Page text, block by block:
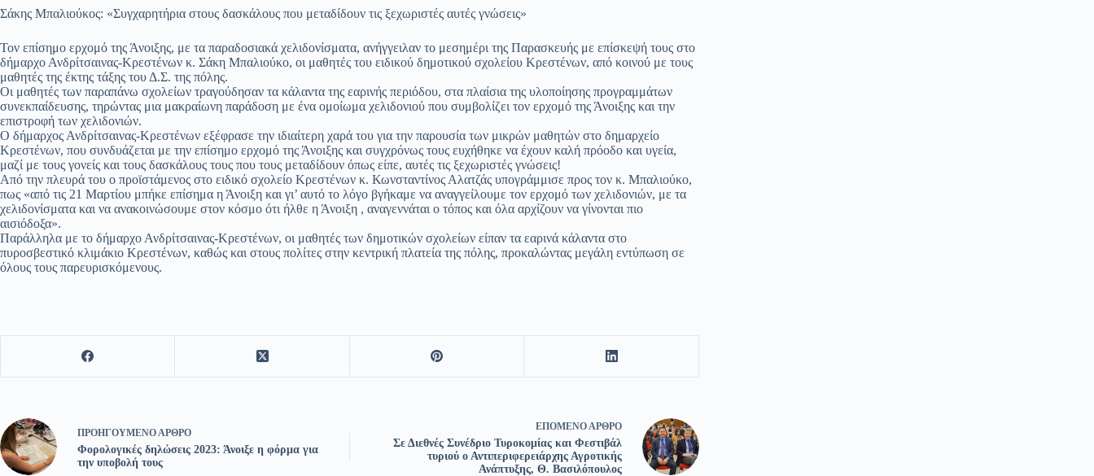
Σάκης Μπαλιούκος: «Συγχαρητήρια στους δασκάλους που μεταδίδουν τις ξεχωριστές αυτές γνώσεις»
Τον επίσημο ερχομό της Άνοιξης, με τα παραδοσιακά χελιδονίσματα, ανήγγειλαν το μεσημέρι της Παρασκευής με επίσκεψή τους στο
δήμαρχο Ανδρίτσαινας-Κρεστένων κ. Σάκη Μπαλιούκο, οι μαθητές του ειδικού δημοτικού σχολείου Κρεστένων, από κοινού με τους
μαθητές της έκτης τάξης του Δ.Σ. της πόλης.
Οι μαθητές των παραπάνω σχολείων τραγούδησαν τα κάλαντα της εαρινής περιόδου, στα πλαίσια της υλοποίησης προγραμμάτων
συνεκπαίδευσης, τηρώντας μια μακραίωνη παράδοση με ένα ομοίωμα χελιδονιού που συμβολίζει τον ερχομό της Άνοιξης και την
επιστροφή των χελιδονιών.
Ο δήμαρχος Ανδρίτσαινας-Κρεστένων εξέφρασε την ιδιαίτερη χαρά του για την παρουσία των μικρών μαθητών στο δημαρχείο
Κρεστένων, που συνδυάζεται με την επίσημο ερχομό της Άνοιξης και συγχρόνως τους ευχήθηκε να έχουν καλή πρόοδο και υγεία,
μαζί με τους γονείς και τους δασκάλους τους που τους μεταδίδουν όπως είπε, αυτές τις ξεχωριστές γνώσεις!
Από την πλευρά του ο προϊστάμενος στο ειδικό σχολείο Κρεστένων κ. Κωνσταντίνος Αλατζάς υπογράμμισε προς τον κ. Μπαλιούκο,
πως «από τις 21 Μαρτίου μπήκε επίσημα η Άνοιξη και γι’ αυτό το λόγο βγήκαμε να αναγγείλουμε τον ερχομό των χελιδονιών, με τα
χελιδονίσματα και να ανακοινώσουμε στον κόσμο ότι ήλθε η Άνοιξη , αναγεννάται ο τόπος και όλα αρχίζουν να γίνονται πιο
αισιόδοξα».
Παράλληλα με το δήμαρχο Ανδρίτσαινας-Κρεστένων, οι μαθητές των δημοτικών σχολείων είπαν τα εαρινά κάλαντα στο
πυροσβεστικό κλιμάκιο Κρεστένων, καθώς και στους πολίτες στην κεντρική πλατεία της πόλης, προκαλώντας μεγάλη εντύπωση σε
όλους τους παρευρισκόμενους.
ΠΡΟΗΓΟΎΜΕΝΟΆΡΘΡΟ
Φορολογικές δηλώσεις 2023: Άνοιξε η φόρμα για
την υποβολή τους
ΕΠΌΜΕΝΟΆΡΘΡΟ
Σε Διεθνές Συνέδριο Τυροκομίας και Φεστιβάλ
τυριού ο Αντιπεριφερειάρχης Αγροτικής
Ανάπτυξης, Θ. Βασιλόπουλος